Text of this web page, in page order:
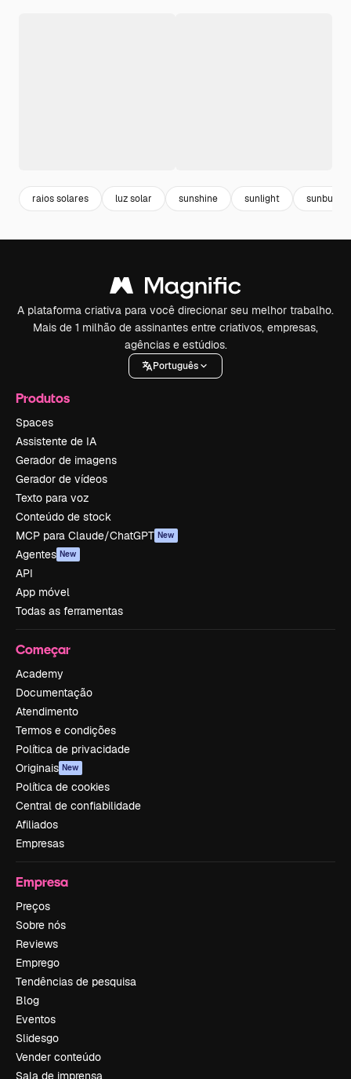
raios solares luz solar sunshine sunlight sunburst
A plataforma criativa para você direcionar seu melhor trabalho.
Mais de 1 milhão de assinantes entre criativos, empresas,
agências e estúdios.
Português
Produtos
Spaces
Assistente de IA
Gerador de imagens
Gerador de vídeos
Texto para voz
Conteúdo de stock
MCP para Claude/ChatGPT New
Agentes New
API
App móvel
Todas as ferramentas
Começar
Academy
Documentação
Atendimento
Termos e condições
Política de privacidade
Originais New
Política de cookies
Central de confiabilidade
Afiliados
Empresas
Empresa
Preços
Sobre nós
Reviews
Emprego
Tendências de pesquisa
Blog
Eventos
Slidesgo
Vender conteúdo
Sala de imprensa